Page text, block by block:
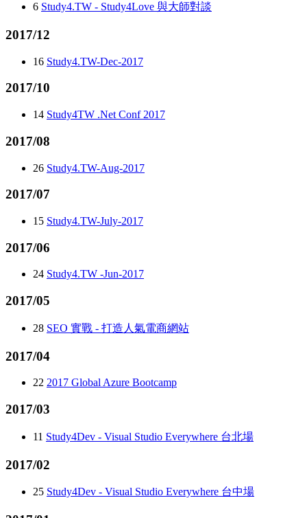
6 Study4.TW - Study4Love 與大師對談
2017/12
16 Study4.TW-Dec-2017
2017/10
14 Study4TW .Net Conf 2017
2017/08
26 Study4.TW-Aug-2017
2017/07
15 Study4.TW-July-2017
2017/06
24 Study4.TW -Jun-2017
2017/05
28 SEO 實戰 - 打造人氣電商網站
2017/04
22 2017 Global Azure Bootcamp
2017/03
11 Study4Dev - Visual Studio Everywhere 台北場
2017/02
25 Study4Dev - Visual Studio Everywhere 台中場